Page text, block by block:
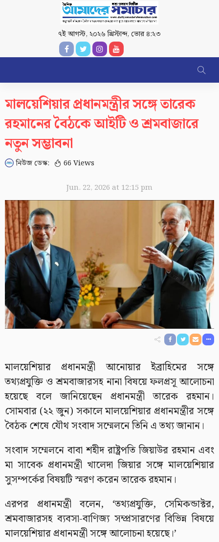
৭ই আগস্ট, ২০২৬ খ্রিস্টাব্দ, ভোর ৪:২৩
মালয়েশিয়ার প্রধানমন্ত্রীর সঙ্গে তারেক
রহমানের বৈঠকে আইটি ও শ্রমবাজারে
নতুন সম্ভাবনা
নিউজ ডেস্ক: 66 Views
Jun. 22, 2026 at 12:15 pm
মালয়েশিয়ার প্রধানমন্ত্রী আনোয়ার ইব্রাহিমের সঙ্গে
তথ্যপ্রযুক্তি ও শ্রমবাজারসহ নানা বিষয়ে ফলপ্রসূ আলোচনা
হয়েছে বলে জানিয়েছেন প্রধানমন্ত্রী তারেক রহমান।
সোমবার (২২ জুন) সকালে মালয়েশিয়ার প্রধানমন্ত্রীর সঙ্গে
বৈঠক শেষে যৌথ সংবাদ সম্মেলনে তিনি এ তথ্য জানান।
সংবাদ সম্মেলনে বাবা শহীদ রাষ্ট্রপতি জিয়াউর রহমান এবং
মা সাবেক প্রধানমন্ত্রী খালেদা জিয়ার সঙ্গে মালয়েশিয়ার
সুসম্পর্কের বিষয়টি স্মরণ করেন তারেক রহমান।
এরপর প্রধানমন্ত্রী বলেন, ‘তথ্যপ্রযুক্তি, সেমিকন্ডাক্টর,
শ্রমবাজারসহ ব্যবসা-বাণিজ্য সম্প্রসারণের বিভিন্ন বিষয়ে
মালয়েশিয়ার প্রধানমন্ত্রী সঙ্গে আলোচনা হয়েছে।’